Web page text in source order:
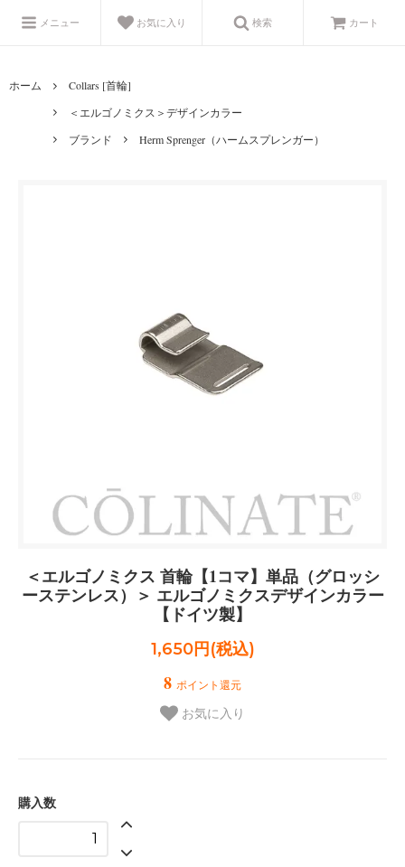
メニュー お気に入り 検索 カート
ホーム
Collars [首輪]
＜エルゴノミクス＞デザインカラー
ブランド
Herm Sprenger（ハームスプレンガー）
＜エルゴノミクス 首輪【1コマ】単品（グロッシ
ーステンレス）＞ エルゴノミクスデザインカラー
【ドイツ製】
1,650円(税込)
8 ポイント還元
お気に入り
購入数